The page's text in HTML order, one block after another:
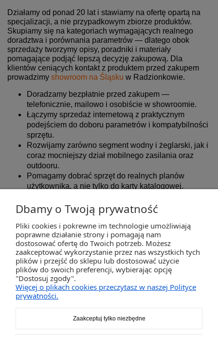
Działamy od ponad 20 lat i stawiamy na ofertę opartą na
specjalizacji, a nie przypadkowym zbiorze produktów.
Skupiamy się na kategoriach wymagających realnego
doradztwa i porównania parametrów — dlatego obok
sprzedaży tworzymy opisy, poradniki i materiały
pomagające podjąć lepszą decyzję zakupową. Dla
klientów ceniących kontakt z produktem przed zakupem
prowadzimy showroom na Śląsku w Radzionkowie.
Doradzamy bezpłatnie przed zakupem —
telefonicznie, mailowo i osobiście w showroomie.
Łączymy sprzedaż internetową z praktycznym
podejściem do doboru parametrów i kompatybilności
sprzętu.
Rozwijamy zarówno segment wodny i żeglarski, jak i
coraz mocniejszy dział mobilnego zasilania oraz
outdooru.
Pomagamy dobrać sprzęt do realnych planów
użytkownika, a nie tylko do karty katalogowej.
ZAKUPY
POMOC
Dbamy o Twoją prywatność
Pliki cookies i pokrewne im technologie umożliwiają
poprawne działanie strony i pomagają nam
dostosować ofertę do Twoich potrzeb. Możesz
zaakceptować wykorzystanie przez nas wszystkich tych
plików i przejść do sklepu lub dostosować użycie
plików do swoich preferencji, wybierając opcję
"Dostosuj zgody".
Więcej o plikach cookies przeczytasz w naszej Polityce
prywatności.
Zaakceptuj tylko niezbędne